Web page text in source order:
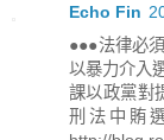
Echo Fin
●●●法律必
以暴力介入
課以政黨對
刑法中賄